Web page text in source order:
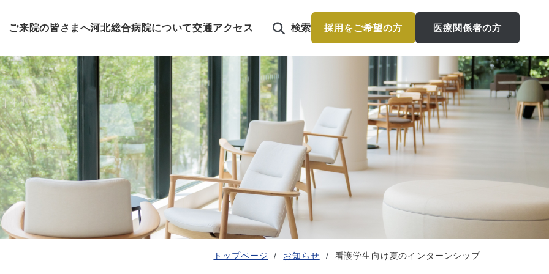
ご来院の皆さまへ河北総合病院について交通アクセス 検索 採用をご希望の方 医療関係者の方
トップページ お知らせ 看護学生向け夏のインターンシップ